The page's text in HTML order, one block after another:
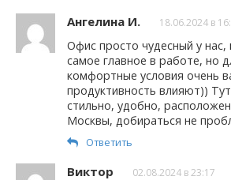
Ангелина И. 18.06.2024 в
Офис просто чудесный у нас,
самое главное в работе, но
комфортные условия очень
продуктивность влияют))
стильно, удобно,
Москвы, добираться не
Ответить
Виктор 02.08.2024 в 23:17